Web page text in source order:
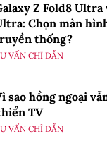
Z Fold8 Ultra
Chọn màn
thống?
VẤN CHỈ DẪN
sao hồng ngoại
TV
VẤN CHỈ DẪN